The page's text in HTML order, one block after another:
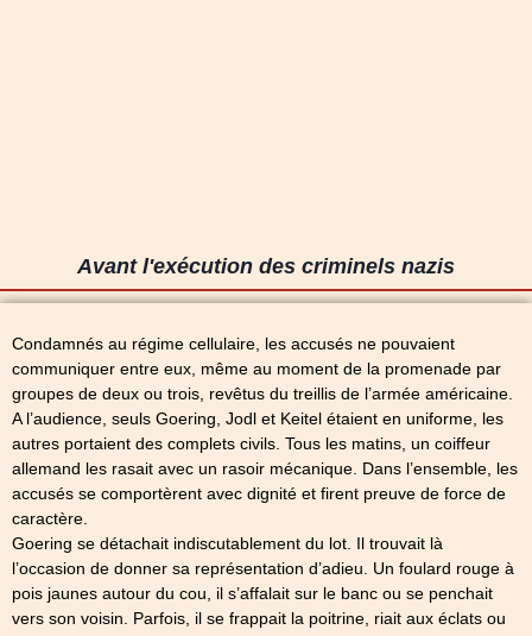
Avant l'exécution des criminels nazis
Condamnés au régime cellulaire, les accusés ne pouvaient
communiquer entre eux, même au moment de la promenade par
groupes de deux ou trois, revêtus du treillis de l’armée américaine.
A l’audience, seuls Goering, Jodl et Keitel étaient en uniforme, les
autres portaient des complets civils. Tous les matins, un coiffeur
allemand les rasait avec un rasoir mécanique. Dans l’ensemble, les
accusés se comportèrent avec dignité et firent preuve de force de
caractère.
Goering se détachait indiscutablement du lot. Il trouvait là
l’occasion de donner sa représentation d’adieu. Un foulard rouge à
pois jaunes autour du cou, il s’affalait sur le banc ou se penchait
vers son voisin. Parfois, il se frappait la poitrine, riait aux éclats ou